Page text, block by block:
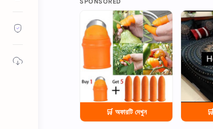
HOT
🛒 অফারটি দেখুন